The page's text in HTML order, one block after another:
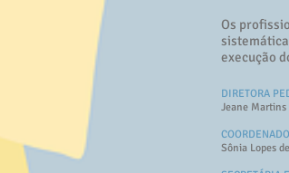
Os
execução
DIRETORA
Jeane
Sônia Lopes